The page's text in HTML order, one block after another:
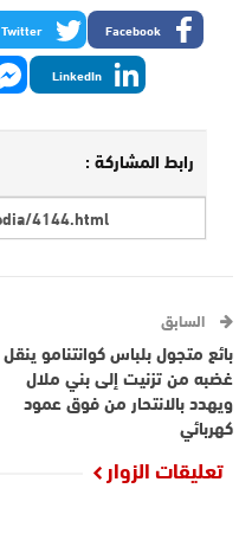
Facebook
Twitter
LinkedIn
رابط المشاركة :
السابق
بائع متجول بلباس كوانتنامو ينقل
غضبه من تزنيت إلى بني ملال
ويهدد بالانتحار من فوق عمود
كهربائي
تعليقات الزوار